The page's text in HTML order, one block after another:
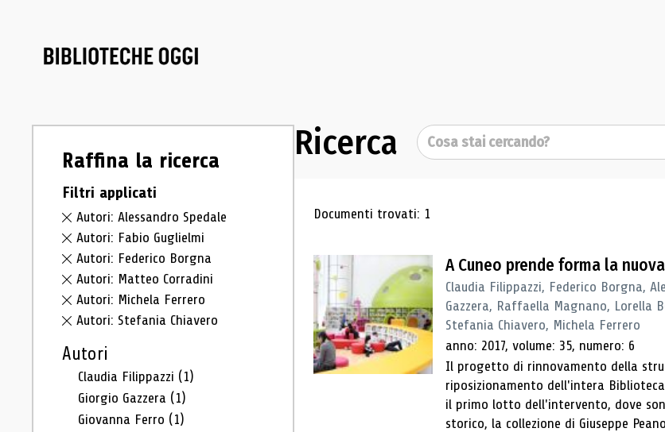
Raffina la ricerca
Filtri applicati
Autori: Alessandro Spedale
Autori: Fabio Guglielmi
Autori: Federico Borgna
Autori: Matteo Corradini
Autori: Michela Ferrero
Autori: Stefania Chiavero
Autori
Claudia Filippazzi (1)
Giorgio Gazzera (1)
Giovanna Ferro (1)
Ricerca Cerca
Risultati di ricerca
Documenti trovati: 1
A Cuneo prende forma la
Claudia Filippazzi, Federico Borgna,
Gazzera, Raffaella Magnano, Lorella
Stefania Chiavero, Michela Ferrero
anno: 2017, volume: 35, numero: 6
Il progetto di rinnovamento della
riposizionamento dell'intera
il primo lotto dell'intervento, dove
storico, la collezione di Giuseppe